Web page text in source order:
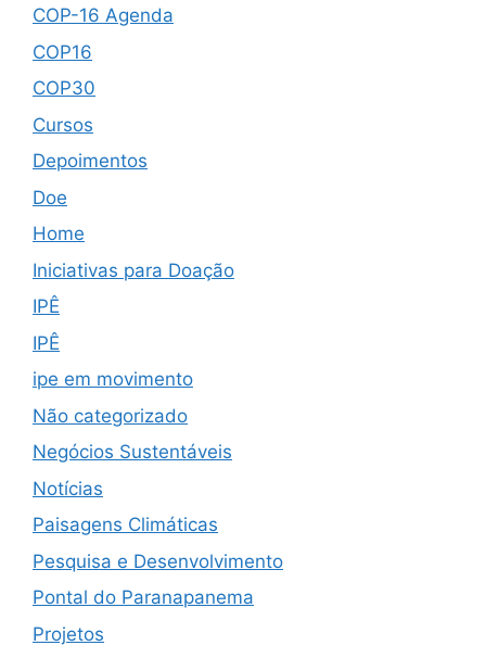
COP-16 Agenda
COP16
COP30
Cursos
Depoimentos
Doe
Home
Iniciativas para Doação
IPÊ
IPÊ
ipe em movimento
Não categorizado
Negócios Sustentáveis
Notícias
Paisagens Climáticas
Pesquisa e Desenvolvimento
Pontal do Paranapanema
Projetos